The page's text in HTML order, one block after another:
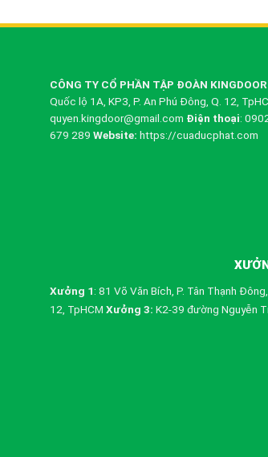
CÔNG TY CỔ PHẦN TẬP ĐOÀN KINGDOOR
Quốc lộ 1A, KP3, P. An Phú Đông, Q. 12,
quyen.kingdoor@gmail.com Điện thoại:
679 289 Website: https://cuaducphat.com
Xưởng 1: 81 Võ Văn Bích, P. Tân Thạnh
12, TpHCM Xưởng 3: K2-39 đường Nguyễn